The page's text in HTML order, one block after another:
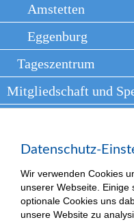
Amstetten
Eggenburg
Tageszentrum
Mitgliedschaft und
Presse
Kontakt
Datenschutz-
Wir verwenden Cookies
unserer Webseite. Einige
optionale Cookies uns
unsere Website zu